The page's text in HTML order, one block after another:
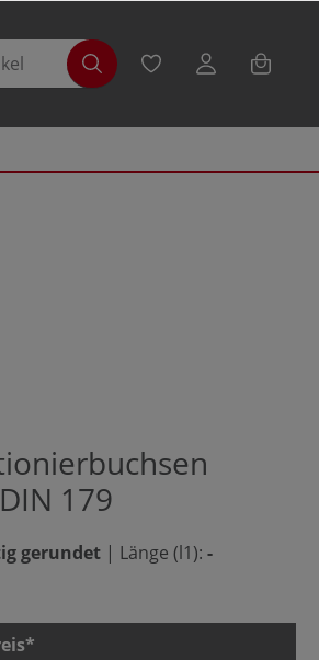
179
gerundet | Länge (l1): -